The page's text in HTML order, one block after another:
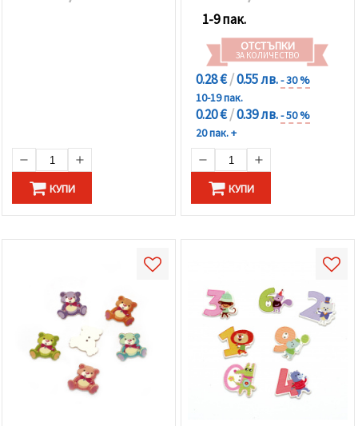
КУПИ
1-9 пак.
ОТСТЪПКИ
ЗА КОЛИЧЕСТВО
0.28 €/0.55 лв.- 30 %
10-19 пак.
0.20 €/0.39 лв.- 50 %
20 пак. +
КУПИ